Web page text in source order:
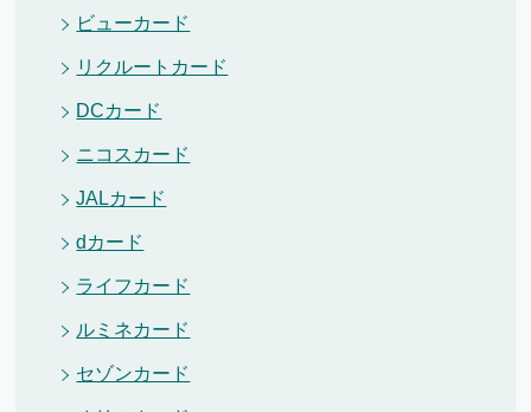
ビューカード
リクルートカード
DCカード
ニコスカード
JALカード
dカード
ライフカード
ルミネカード
セゾンカード